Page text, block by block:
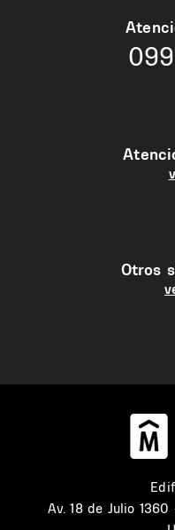
Otros
Av. 18 de Julio